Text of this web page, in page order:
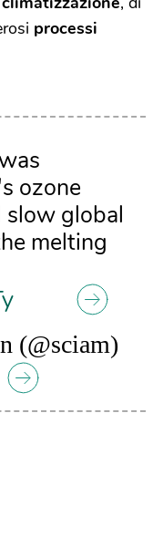
processi
ozone
slow global
melting
(@sciam)